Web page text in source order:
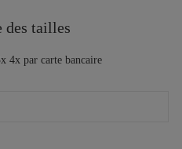
des tailles